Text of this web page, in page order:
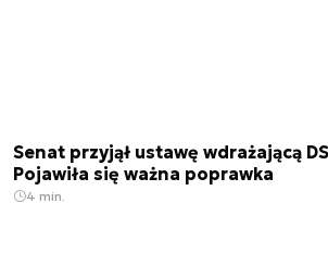
Senat przyjął ustawę wdrażającą
Pojawiła się ważna poprawka
4 min.